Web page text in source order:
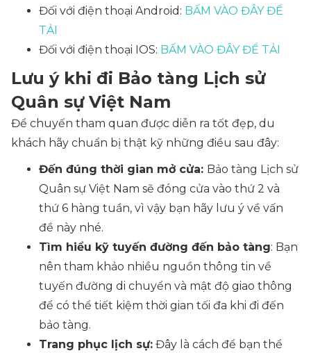
Đối với điện thoại Android: BẤM VÀO ĐÂY ĐỂ
TẢI
Đối với điện thoại IOS: BẤM VÀO ĐÂY ĐỂ TẢI
Lưu ý khi đi Bảo tàng Lịch sử
Quân sự Việt Nam
Để chuyến tham quan được diễn ra tốt đẹp, du
khách hãy chuẩn bị thật kỹ những điều sau đây:
Đến đúng thời gian mở cửa: Bảo tàng Lịch sử
Quân sự Việt Nam sẽ đóng cửa vào thứ 2 và
thứ 6 hàng tuần, vì vậy bạn hãy lưu ý về vấn
đề này nhé.
Tìm hiểu kỹ tuyến đường đến bảo tàng: Bạn
nên tham khảo nhiều nguồn thông tin về
tuyến đường di chuyển và mật độ giao thông
để có thể tiết kiệm thời gian tối đa khi đi đến
bảo tàng.
Trang phục lịch sự: Đây là cách để bạn thể